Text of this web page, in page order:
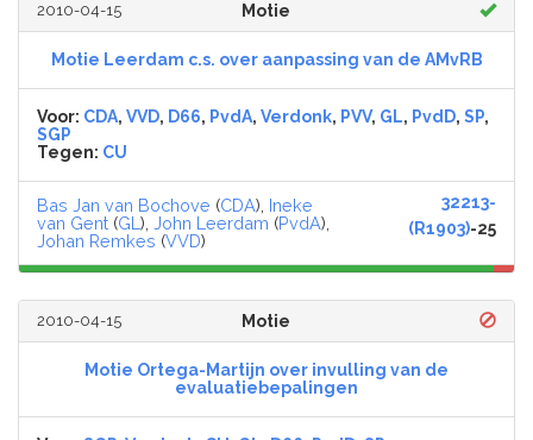
2010-04-15 Motie
Motie Leerdam c.s. over aanpassing van de AMvRB
Voor: CDA, VVD, D66, PvdA, Verdonk, PVV, GL, PvdD, SP,
SGP
Tegen: CU
Bas Jan van Bochove (CDA), Ineke
van Gent (GL ), John Leerdam (PvdA),
Johan Remkes (VVD)
32213-
(R1903)-25
2010-04-15 Motie
Motie Ortega-Martijn over invulling van de
evaluatiebepalingen